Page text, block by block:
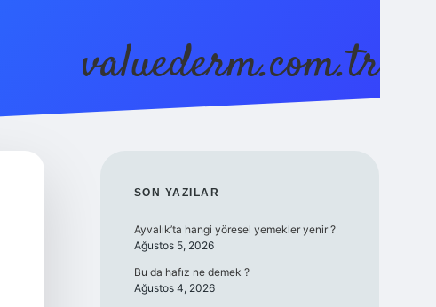
valuederm.com.tr
SIDEBAR
SON YAZILAR
Ayvalık’ta hangi yöresel yemekler yenir ?
Ağustos 5, 2026
Bu da hafız ne demek ?
Ağustos 4, 2026